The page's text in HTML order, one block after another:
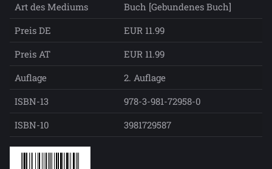
Art des Mediums
Buch [Gebundenes Buch]
Preis DE
EUR 11.99
Preis AT
EUR 11.99
Auflage
2. Auflage
ISBN-13
978-3-981-72958-0
ISBN-10
3981729587